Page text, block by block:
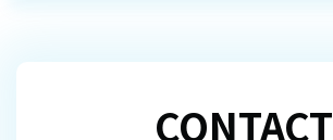
CONTACT